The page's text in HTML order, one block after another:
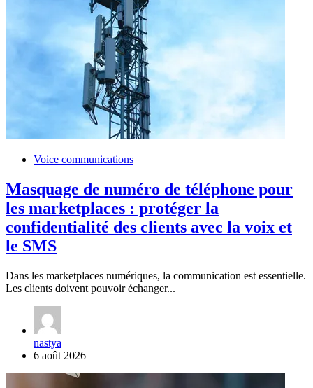
Voice communications
Masquage de numéro de téléphone pour
les marketplaces : protéger la
confidentialité des clients avec la voix et
le SMS
Dans les marketplaces numériques, la communication est essentielle.
Les clients doivent pouvoir échanger...
nastya
6 août 2026